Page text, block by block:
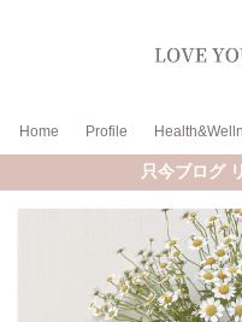
Home Profile
只今ブログ